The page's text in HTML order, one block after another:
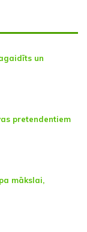
un
pretendentiem
mākslai,